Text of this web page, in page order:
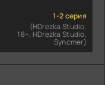
1-2 серия
(HDrezka Studio.
18+, HDrezka Studio,
Syncmer)